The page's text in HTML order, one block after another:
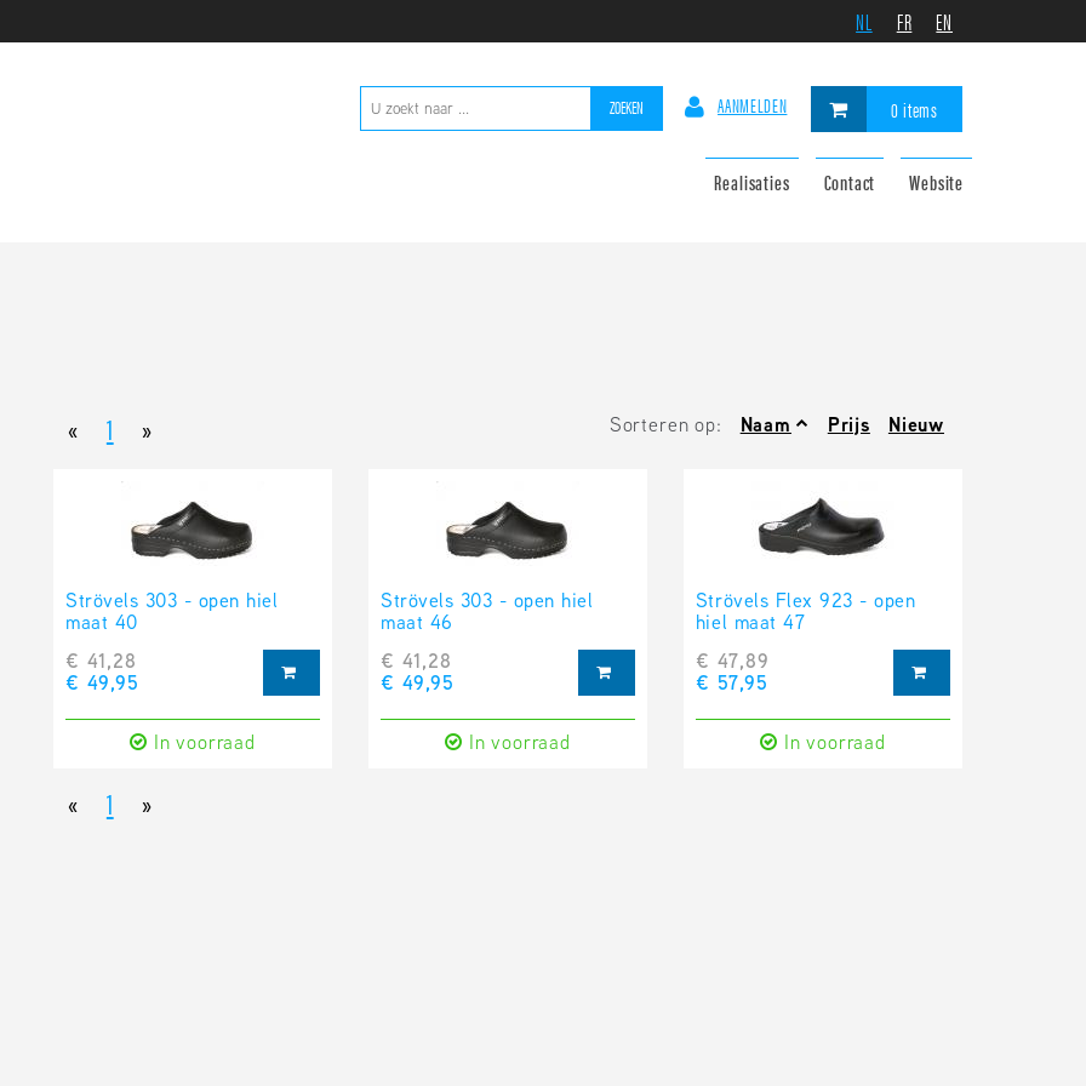
NL FR EN
0 items
AANMELDEN
ZOEKEN
Realisaties Contact Website
« 1 » Sorteren op: Naam Prijs Nieuw
Strövels 303 - open hiel
maat 40
€ 41,28
€ 49,95
In voorraad
Strövels 303 - open hiel
maat 46
€ 41,28
€ 49,95
In voorraad
Strövels Flex 923 - open
hiel maat 47
€ 47,89
€ 57,95
In voorraad
« 1 »